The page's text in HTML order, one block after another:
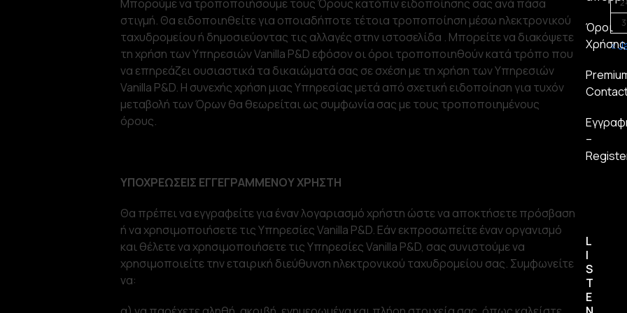
Μπορούμε να τροποποιήσουμε τους Όρους κατόπιν ειδοποίησης σας ανά πάσα
στιγμή. Θα ειδοποιηθείτε για οποιαδήποτε τέτοια τροποποίηση μέσω ηλεκτρονικού
ταχυδρομείου ή δημοσιεύοντας τις αλλαγές στην ιστοσελίδα . Μπορείτε να διακόψετε
τη χρήση των Υπηρεσιών Vanilla P&D εφόσον οι όροι τροποποιηθούν κατά τρόπο που
να επηρεάζει ουσιαστικά τα δικαιώματά σας σε σχέση με τη χρήση των Υπηρεσιών
Vanilla P&D. Η συνεχής χρήση μιας Υπηρεσίας μετά από σχετική ειδοποίηση για τυχόν
μεταβολή των Όρων θα θεωρείται ως συμφωνία σας με τους τροποποιημένους
όρους.
ΥΠΟΧΡΕΩΣΕΙΣ ΕΓΓΕΓΡΑΜΜΕΝΟΥ ΧΡΗΣΤΗ
Θα πρέπει να εγγραφείτε για έναν λογαριασμό χρήστη ώστε να αποκτήσετε πρόσβαση
ή να χρησιμοποιήσετε τις Υπηρεσίες Vanilla P&D. Εάν εκπροσωπείτε έναν οργανισμό
και θέλετε να χρησιμοποιήσετε τις Υπηρεσίες Vanilla P&D, σας συνιστούμε να
χρησιμοποιείτε την εταιρική διεύθυνση ηλεκτρονικού ταχυδρομείου σας. Συμφωνείτε
να:
«
Όροι
Χρήσης
–
L
I
S
T
E